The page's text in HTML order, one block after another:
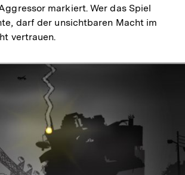
markiert. Wer das Spiel
darf der unsichtbaren Macht im
vertrauen.